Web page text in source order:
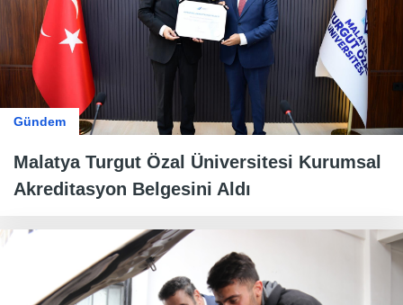
Gündem
Malatya Turgut Özal Üniversitesi Kurumsal
Akreditasyon Belgesini Aldı